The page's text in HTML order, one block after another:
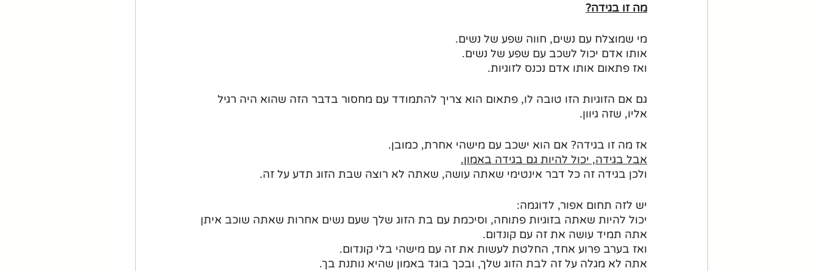
מה זו בגידה?
מי שמוצלח עם נשים, חווה שפע של נשים.
אותו אדם יכול לשכב עם שפע של נשים.
ואז פתאום אותו אדם נכנס לזוגיות.
גם אם הזוגיות הזו טובה לו, פתאום הוא צריך להתמודד עם מחסור בדבר הזה שהוא היה רגיל
אליו, שזה גיוון.
אז מה זו בגידה? אם הוא ישכב עם מישהי אחרת, כמובן.
אבל בגידה, יכול להיות גם בגידה באמון.
ולכן בגידה זה כל דבר אינטימי שאתה עושה, שאתה לא רוצה שבת הזוג תדע על זה.
יש לזה תחום אפור, לדוגמה:
יכול להיות שאתה בזוגיות פתוחה, וסיכמת עם בת הזוג שלך שעם נשים אחרות שאתה שוכב איתן
אתה תמיד עושה את זה עם קונדום.
ואז בערב פרוע אחד, החלטת לעשות את זה עם מישהי בלי קונדום.
אתה לא מגלה על זה לבת הזוג שלך, ובכך בוגד באמון שהיא נותנת בך.